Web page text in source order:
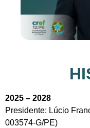
2025 – 2028
Presidente: Lúcio
003574-G/PE)